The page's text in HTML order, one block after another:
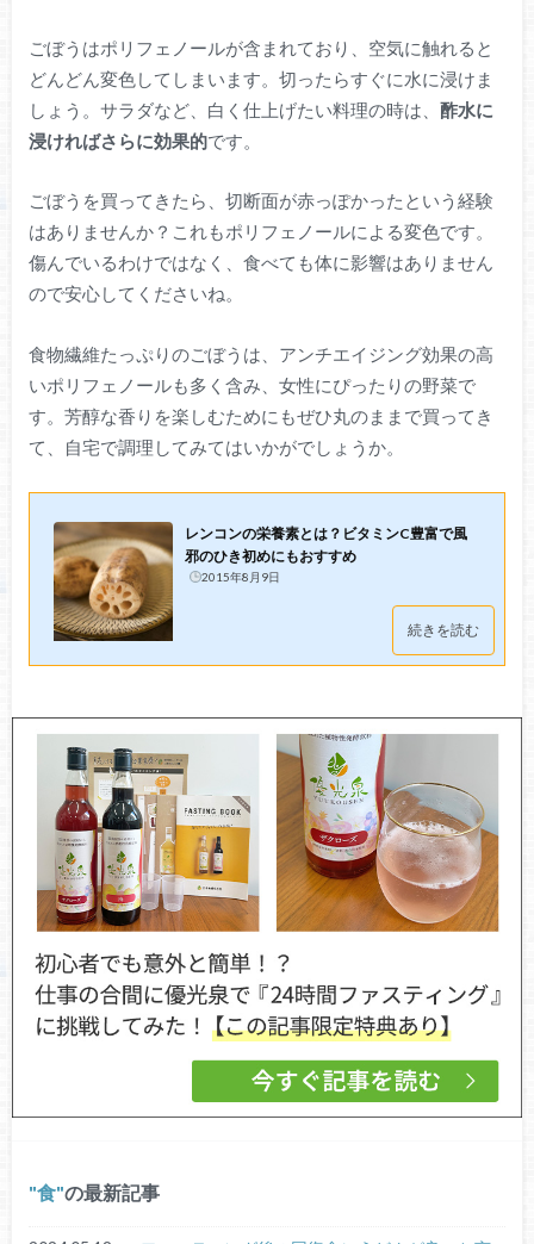
ごぼうはポリフェノールが含まれており、空気に触れると
どんどん変色してしまいます。切ったらすぐに水に浸けま
しょう。サラダなど、白く仕上げたい料理の時は、 酢水に
浸ければさらに効果的です。
ごぼうを買ってきたら、切断面が赤っぽかったという経験
はありませんか？これもポリフェノールによる変色です。
傷んでいるわけではなく、食べても体に影響はありません
ので安心してくださいね。
食物繊維たっぷりのごぼうは、アンチエイジング効果の高
いポリフェノールも多く含み、女性にぴったりの野菜で
す。芳醇な香りを楽しむためにもぜひ丸のままで買ってき
て、自宅で調理してみてはいかがでしょうか。
レンコンの栄養素とは？ビタミンC豊富で風
邪のひき初めにもおすすめ
2015年8月9日
続きを読む
食 の最新記事